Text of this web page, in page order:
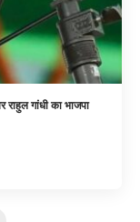
गांधी का भाजपा